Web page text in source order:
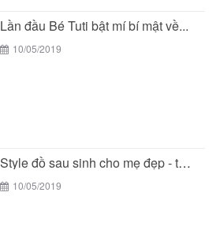
Lần đầu Bé Tuti bật mí bí mật về...
10/05/2019
Style đồ sau sinh cho mẹ đẹp - tiện...
10/05/2019